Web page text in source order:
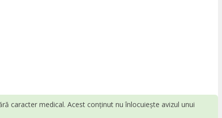
caracter medical. Acest conținut nu înlocuiește avizul unui